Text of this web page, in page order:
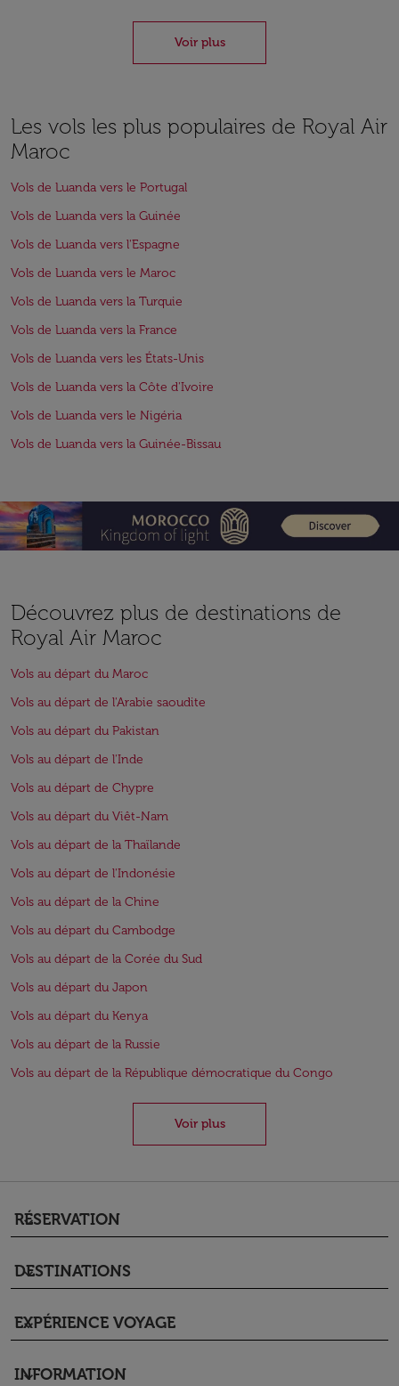
Voir plus
Les vols les plus populaires de Royal Air
Maroc
Vols de Luanda vers le Portugal
Vols de Luanda vers la Guinée
Vols de Luanda vers l'Espagne
Vols de Luanda vers le Maroc
Vols de Luanda vers la Turquie
Vols de Luanda vers la France
Vols de Luanda vers les États-Unis
Vols de Luanda vers la Côte d'Ivoire
Vols de Luanda vers le Nigéria
Vols de Luanda vers la Guinée-Bissau
Découvrez plus de destinations de
Royal Air Maroc
Vols au départ du Maroc
Vols au départ de l'Arabie saoudite
Vols au départ du Pakistan
Vols au départ de l'Inde
Vols au départ de Chypre
Vols au départ du Viêt-Nam
Vols au départ de la Thaïlande
Vols au départ de l'Indonésie
Vols au départ de la Chine
Vols au départ du Cambodge
Vols au départ de la Corée du Sud
Vols au départ du Japon
Vols au départ du Kenya
Vols au départ de la Russie
Vols au départ de la République démocratique du Congo
Voir plus
RÉSERVATION
keyboard_arrow_down
DESTINATIONS
keyboard_arrow_down
EXPÉRIENCE VOYAGE
keyboard_arrow_down
INFORMATION
keyboard_arrow_down